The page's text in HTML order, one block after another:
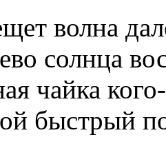
волна
солнца
чайка
быстрый